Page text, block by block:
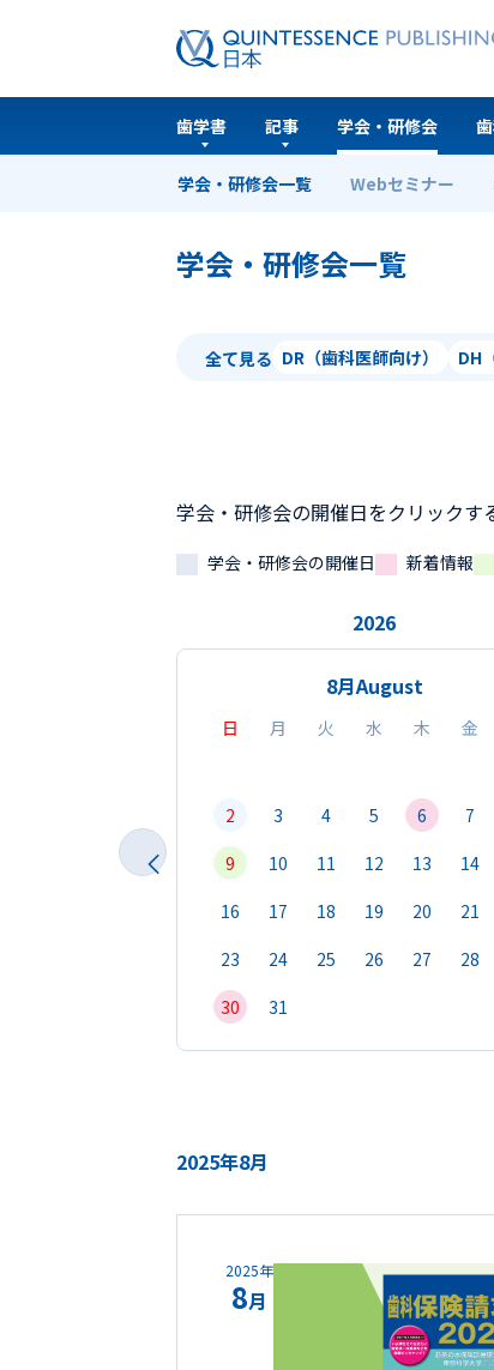
歯学書 記事 学会・研修会
学会・研修会一覧 Webセミナー
ホーム 学会・研修会一覧
学会・研修会一覧
全て見る DR（歯科医師向け） DH
学会・研修会の開催日をクリックす
学会・研修会の開催日 新着情報
2026
8月August
日 月 火 水 木 金
2
3 4 5 6 7
9
10 11 12 13 14
16
17 18 19 20 21
23
24 25 26 27 28
30
31
2025年8月
2025年
8月